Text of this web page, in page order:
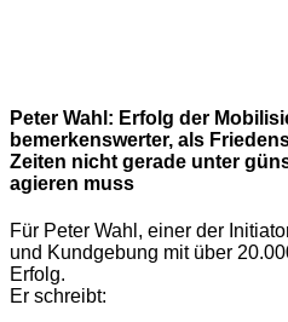
Peter Wahl: Erfolg der
bemerkenswerter, als
Zeiten nicht gerade unter
agieren muss
Für Peter Wahl, einer der
und Kundgebung mit über
Erfolg.
Er schreibt: